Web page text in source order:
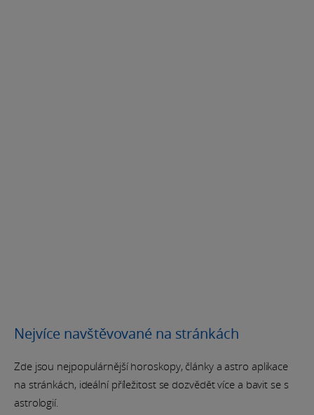
Nejvíce navštěvované na stránkách
Zde jsou nejpopulárnější horoskopy, články a astro aplikace
na stránkách, ideální příležitost se dozvědět více a bavit se s
astrologií.